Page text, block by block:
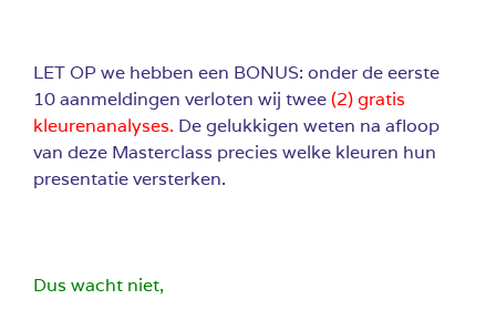
LET OP we hebben een BONUS: onder de eerste
10 aanmeldingen verloten wij twee(2) gratis
kleurenanalyses. De gelukkigen weten na afloop
van deze Masterclass precies welke kleuren hun
presentatie versterken.
Dus wacht niet,